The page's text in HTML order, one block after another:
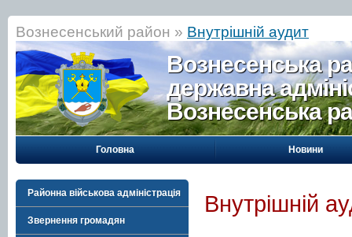
Вознесенський район » Внутрішній аудит
Вознесенська
державна
Вознесенська
Головна Новини
Районна військова адміністрація
Звернення громадян
Внутрішній